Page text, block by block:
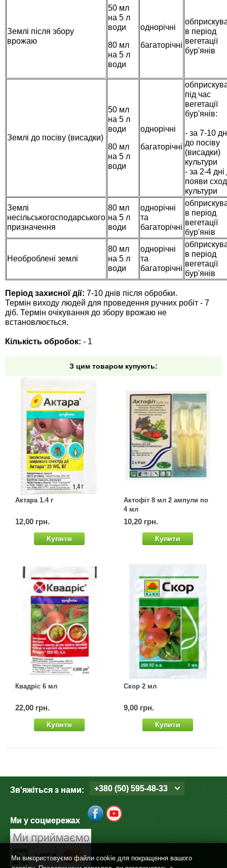
Землі після збору
врожаю
50 мл
на 5 л
води
80 мл
на 5 л
води
однорічні
багаторічні
в період
вегетації
бур'янів
Землі до посіву (висадки)
50 мл
на 5 л
води
80 мл
на 5 л
води
однорічні
багаторічні
під час
вегетації
бур'янів:
- за 7-10
до посіву
(висадки)
культури
- за 2-4 дні
появи
культури
Землі
несільськогосподарського
призначення
80 мл
на 5 л
води
однорічні
та
багаторічні
в період
вегетації
бур'янів
Необроблені землі
80 мл
на 5 л
води
однорічні
та
багаторічні
в період
вегетації
бур'янів
Період захисної дії: 7-10 днів після обробки.
Термін виходу людей для проведення ручних робіт - 7
діб. Термін очікування до збору врожаю не
встановлюється.
Кількість обробок: - 1
З цим товаром купують:
Актара 1.4 г
12,00 грн.
Купити
Актофіт 8 мл 2 ампули по
4 мл
10,20 грн.
Купити
Квадріс 6 мл
22,00 грн.
Купити
Скор 2 мл
9,00 грн.
Купити
Зв'яжіться з нами: +380 (50) 595-48-33
Ми у соцмережах
Ми використовуємо файли cookie для покращення вашого